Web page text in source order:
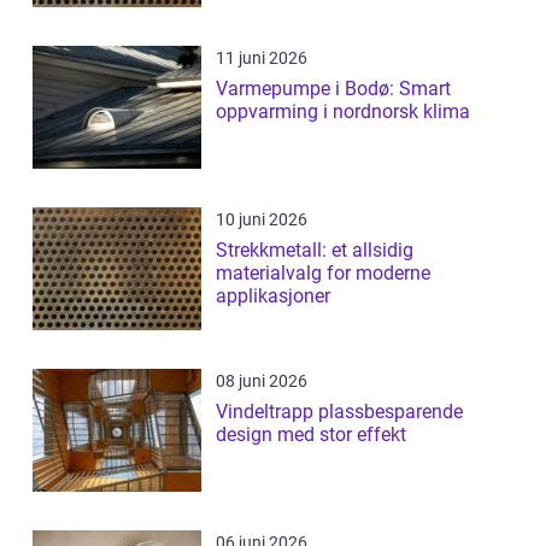
11 juni 2026
Varmepumpe i Bodø: Smart
oppvarming i nordnorsk klima
10 juni 2026
Strekkmetall: et allsidig
materialvalg for moderne
applikasjoner
08 juni 2026
Vindeltrapp plassbesparende
design med stor effekt